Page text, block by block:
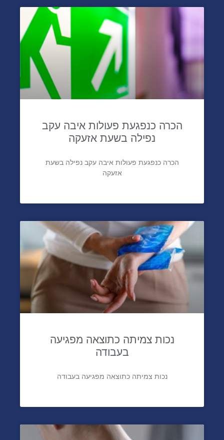
הכרה כנפגעת פעולות איבה עקב
נפילה בשעת אזעקה
הכרה כנפגעת פעולות איבה עקב נפילה בשעת
אזעקה
נכות צמיתה כתוצאה מפגיעה
בעבודה
נכות צמיתה כתוצאה מפגיעה בעבודה